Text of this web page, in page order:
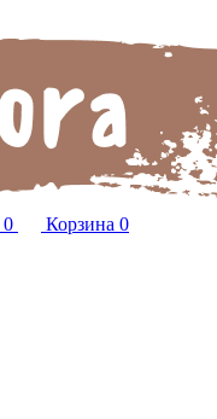
0 Корзина 0